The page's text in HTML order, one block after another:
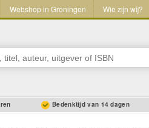
Webshop in Groningen Wie zijn wij?
Bedenktijd van 14 dagen